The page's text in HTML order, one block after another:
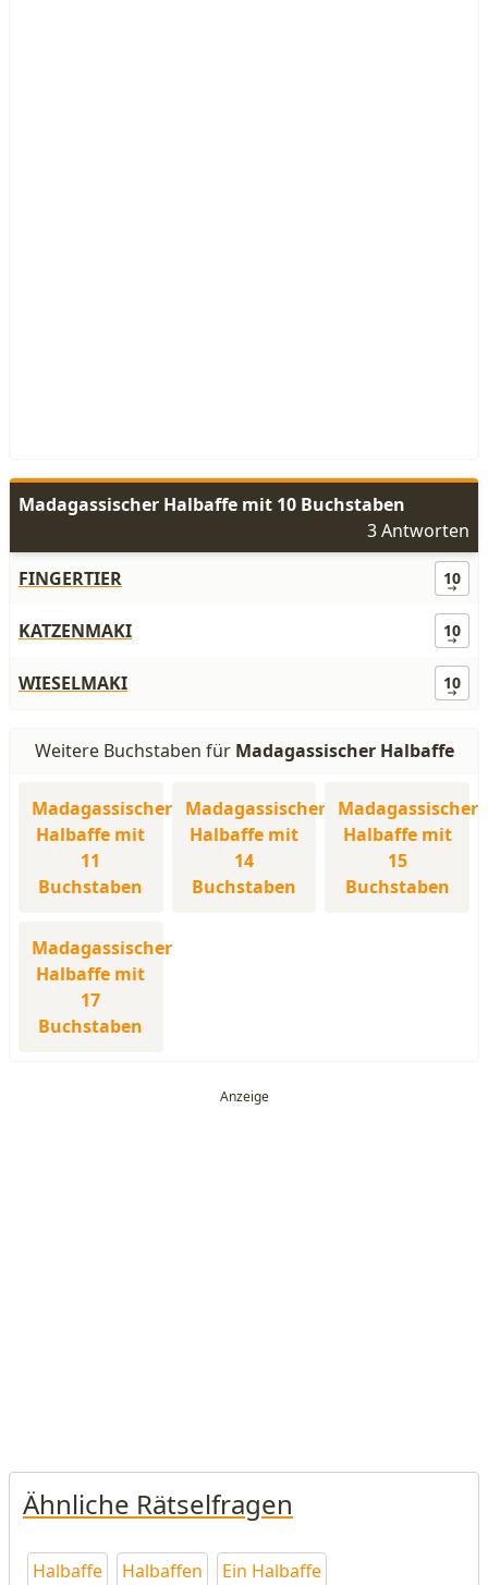
Madagassischer Halbaffe mit 10 Buchstaben
3 Antworten
FINGERTIER
10
KATZENMAKI 10
WIESELMAKI 10
Weitere Buchstaben für Madagassischer Halbaffe
Madagassischer
Halbaffe mit
11
Buchstaben
Madagassischer
Halbaffe mit
14
Buchstaben
Madagassischer
Halbaffe mit
15
Buchstaben
Madagassischer
Halbaffe mit
17
Buchstaben
Ähnliche Rätselfragen
Halbaffe Halbaffen
Ein Halbaffe